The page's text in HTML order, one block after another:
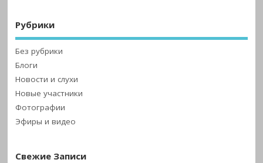
Рубрики
Без рубрики
Блоги
Новости и слухи
Новые участники
Фотографии
Эфиры и видео
Свежие Записи